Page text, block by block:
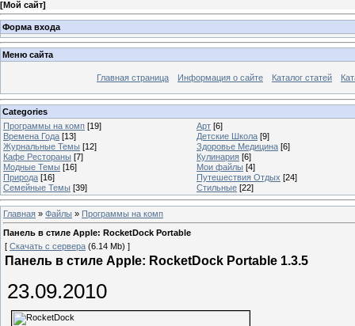
[Мой сайт]
Форма входа
Меню сайта
Главная страница Информация о сайте Каталог статей
Categories
Программы на комп [19] Арт [6]
Времена Года [13] Детские Школа [9]
Журнальные Темы [12] Здоровье Медицина [6]
Кафе Рестораны [7] Кулинария [6]
Модные Темы [16] Мои файлы [4]
Природа [16] Путешествия Отдых [24]
Семейные Темы [39] Стильные [22]
Главная » Файлы » Программы на комп
Панель в стиле Apple: RocketDock Portable
[ Скачать с сервера (6.14 Mb) ]
Панель в стиле Apple: RocketDock Portable 1.3.5
23.09.2010